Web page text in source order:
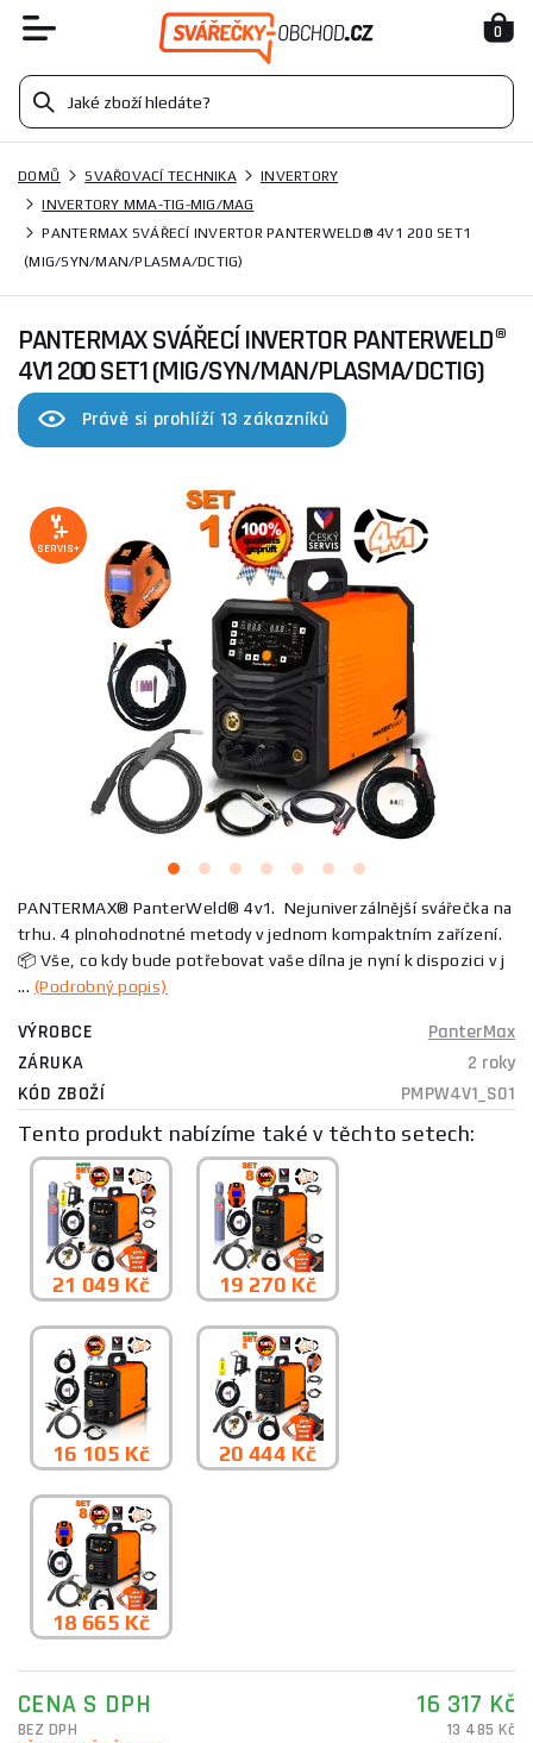
0
DOMŮ SVAŘOVACÍ TECHNIKA
INVERTORY
INVERTORY MMA-TIG-MIG/MAG
PANTERMAX SVÁŘECÍ INVERTOR PANTERWELD® 4V1 200 SET1
(MIG/SYN/MAN/PLASMA/DCTIG)
PANTERMAX SVÁŘECÍ INVERTOR PANTERWELD®
4V1 200 SET1 (MIG/SYN/MAN/PLASMA/DCTIG)
Právě si prohlíží 13 zákazníků
SERVIS+
PANTERMAX® PanterWeld® 4v1. Nejuniverzálnější svářečka na
trhu. 4 plnohodnotné metody v jednom kompaktním zařízení.
📦 Vše, co kdy bude potřebovat vaše dílna je nyní k dispozici v j
... (Podrobný popis)
VÝROBCE
PanterMax
ZÁRUKA
2 roky
KÓD ZBOŽÍ
PMPW4V1_S01
Tento produkt nabízíme také v těchto setech:
21 049 Kč 19 270 Kč
16 105 Kč 20 444 Kč
18 665 Kč
CENA S DPH 16 317 Kč
BEZ DPH
13 485 Kč